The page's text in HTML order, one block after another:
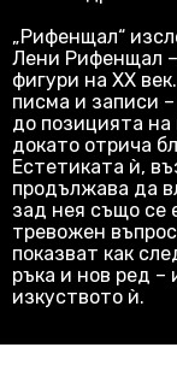
„Рифенщал“
Лени Рифенщал
фигури на XX
писма и записи
до позицията
докато отрича
Естетиката ѝ,
продължава да
зад нея също се
тревожен
показват как
ръка и нов ред –
изкуството ѝ.